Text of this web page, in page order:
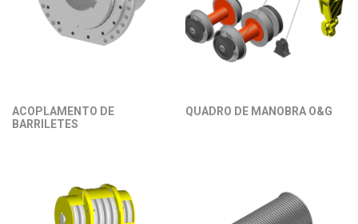
ACOPLAMENTO DE
BARRILETES
QUADRO DE MANOBRA O&G